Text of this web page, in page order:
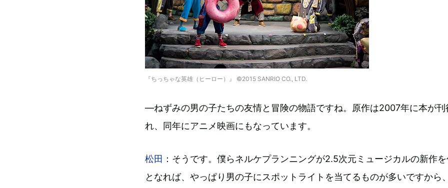
『ちっちゃな英雄（ヒーロー）』 ©2015 SANRIO CO., LTD.
―ねずみの男の子たちの友情と冒険の物語ですね。原作は2007年に本が刊
れ、同年にアニメ映画にもなっています。
松田 ：そうです。僕らネルケプランニングが2.5次元ミュージカルの新作
となれば、やっぱり男の子にスポットライトを当てるものが多いですから